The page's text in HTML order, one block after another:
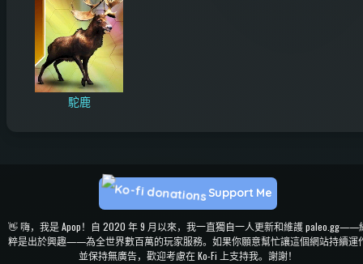
駝鹿
👋 嗨，我是 Apop！自 2020 年 9 月以來，我一直獨自一人更新和維護 paleo.gg——
粹是出於興趣——為全世界數百萬的玩家服務。如果你願意幫忙讓這個網站持續運
並保持無廣告，歡迎考慮在 Ko-Fi 上支持我。謝謝！
Support Me